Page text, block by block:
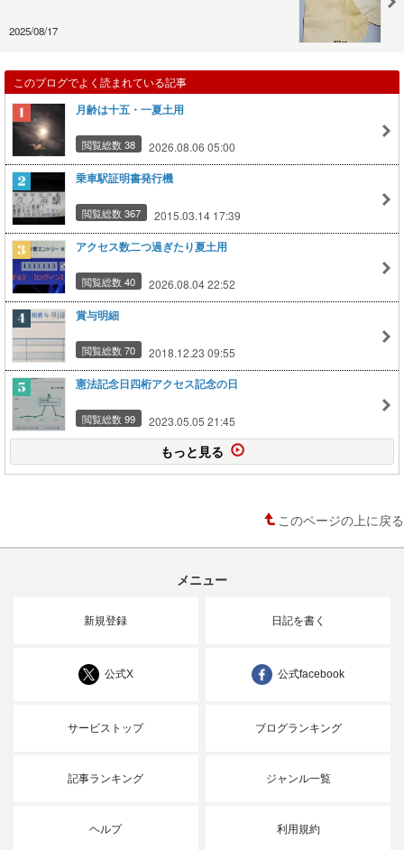
2025/08/17
このブログでよく読まれている記事
月齢は十五・一夏土用
閲覧総数 38 2026.08.06 05:00
乗車駅証明書発行機
閲覧総数 367 2015.03.14 17:39
アクセス数二つ過ぎたり夏土用
閲覧総数 40 2026.08.04 22:52
賞与明細
閲覧総数 70 2018.12.23 09:55
憲法記念日四桁アクセス記念の日
閲覧総数 99 2023.05.05 21:45
もっと見る
このページの上に戻る
メニュー
新規登録 日記を書く
公式X 公式facebook
サービストップ ブログランキング
記事ランキング ジャンル一覧
ヘルプ 利用規約